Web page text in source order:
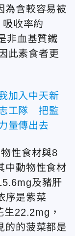
為含較容易被
收率約
非血基質鐵
此素食者更
加入中天新
工隊 把監
量傳出去
性食材與8
中動物性食材
及豬肝
序是紫菜
22.2mg，
的的菠菜都是